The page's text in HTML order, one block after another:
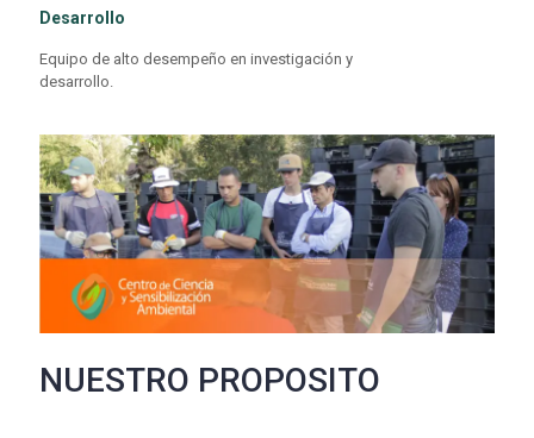
Desarrollo
Equipo de alto desempeño en investigación y
desarrollo.
NUESTRO PROPOSITO